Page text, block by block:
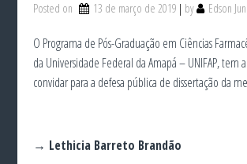
Posted on 13 de março de 2019 by Edson
O Programa de Pós-Graduação em Ciências
da Universidade Federal da Amapá – UNIFAP, tem
convidar para a defesa pública de dissertação da
→ Lethicia Barreto Brandão